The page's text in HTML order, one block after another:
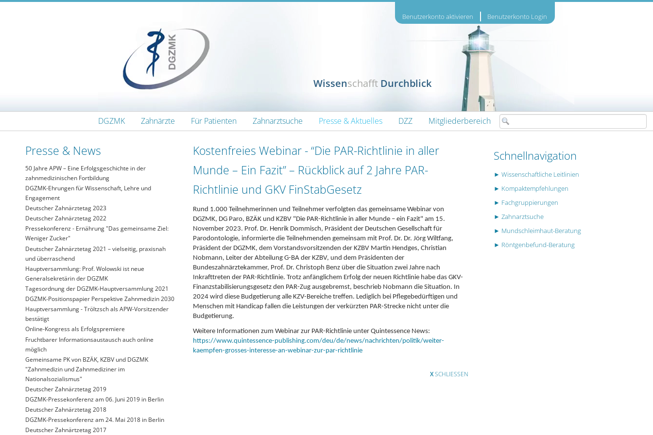
Zum Inhalt wechseln
Benutzerkonto aktivieren
Benutzerkonto Login
Wissenschafft Durchblick
DGZMK Zahnärzte Für Patienten Zahnarztsuche Presse & Aktuelles DZZ Mitgliederbereich
Presse & News
50 Jahre APW – Eine Erfolgsgeschichte in der
zahnmedizinischen Fortbildung
DGZMK-Ehrungen für Wissenschaft, Lehre und
Engagement
Deutscher Zahnärztetag 2023
Deutscher Zahnärztetag 2022
Pressekonferenz - Ernährung "Das gemeinsame Ziel:
Weniger Zucker"
Deutscher Zahnärztetag 2021 – vielseitig, praxisnah
und überraschend
Hauptversammlung: Prof. Wolowski ist neue
Generalsekretärin der DGZMK
Tagesordnung der DGZMK-Hauptversammlung 2021
DGZMK-Positionspapier Perspektive Zahnmedizin 2030
Hauptversammlung - Tröltzsch als APW-Vorsitzender
bestätigt
Online-Kongress als Erfolgspremiere
Fruchtbarer Informationsaustausch auch online
möglich
Gemeinsame PK von BZÄK, KZBV und DGZMK
"Zahnmedizin und Zahnmediziner im
Nationalsozialismus"
Deutscher Zahnärztetag 2019
DGZMK-Pressekonferenz am 06. Juni 2019 in Berlin
Deutscher Zahnärztetag 2018
DGZMK-Pressekonferenz am 24. Mai 2018 in Berlin
Deutscher Zahnärtzetag 2017
Kostenfreies Webinar - “Die PAR-Richtlinie in aller
Munde – Ein Fazit” – Rückblick auf 2 Jahre PAR-
Richtlinie und GKV FinStabGesetz
Rund 1.000 Teilnehmerinnen und Teilnehmer verfolgten das gemeinsame Webinar von
DGZMK, DG Paro, BZÄK und KZBV "Die PAR-Richtlinie in aller Munde – ein Fazit" am 15.
November 2023. Prof. Dr. Henrik Dommisch, Präsident der Deutschen Gesellschaft für
Parodontologie, informierte die Teilnehmenden gemeinsam mit Prof. Dr. Dr. Jörg Wiltfang,
Präsident der DGZMK, dem Vorstandsvorsitzenden der KZBV Martin Hendges, Christian
Nobmann, Leiter der Abteilung G-BA der KZBV, und dem Präsidenten der
Bundeszahnärztekammer, Prof. Dr. Christoph Benz über die Situation zwei Jahre nach
Inkrafttreten der PAR-Richtlinie. Trotz anfänglichem Erfolg der neuen Richtlinie habe das GKV-
Finanzstabilisierungsgesetz den PAR-Zug ausgebremst, beschrieb Nobmann die Situation. In
2024 wird diese Budgetierung alle KZV-Bereiche treffen. Lediglich bei Pflegebedürftigen und
Menschen mit Handicap fallen die Leistungen der verkürzten PAR-Strecke nicht unter die
Budgetierung.
Weitere Informationen zum Webinar zur PAR-Richtlinie unter Quintessence News:
https://www.quintessence-publishing.com/deu/de/news/nachrichten/politik/weiter-
kaempfen-grosses-interesse-an-webinar-zur-par-richtlinie
XSCHLIESSEN
Schnellnavigation
► Wissenschaftliche Leitlinien
► Kompaktempfehlungen
► Fachgruppierungen
► Zahnarztsuche
► Mundschleimhaut-Beratung
► Röntgenbefund-Beratung